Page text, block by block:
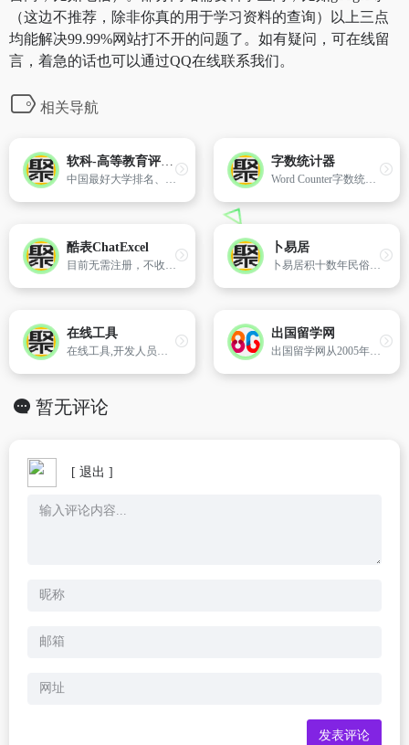
（这边不推荐，除非你真的用于学习资料的查询）以上三点
均能解决99.99%网站打不开的问题了。如有疑问，可在线留
言，着急的话也可以通过QQ在线联系我们。
相关导航
软科-高等教育评价领先品牌
中国最好大学排名、中国最好学科排名、世界大学学术排名（中文版）世界一流学科排名、中国两岸四地大学排名是由软科（www.shanghairanking. cn）发布。是学生高考择校、出国留学和社会各界了解分析国内外大学办学状况的重要参考
字数统计器
Word Counter字数统计器是专为需要精确控制文本长度和质量的用户设计的工具。
酷表ChatExcel
目前无需注册，不收费，也没有使用次数限制。
卜易居
卜易居积十数年民俗学之研究，卜易居老黄历一直被缘友奉为经典和权威。卜易居老黄历，最标准的黄道吉日查询
在线工具
在线工具,开发人员工具,代码格式化、压缩、加密、解密,下载链接转换,json格式化,正则测试工具,favicon在线制作,字帖工具,中文简繁体转换,迅雷下载链接转换,进制转换,二维码,照片压缩,pdf合并
出国留学网
出国留学网从2005年创立至今，已经成为领先的中国教育门户网站。出国留学网下设留学、移民、签证、考试、范文、作文等频道，充分满足各类学生对不同类型资讯的需求。同时专注打造权威的工具箱及海内外院校库系统，为学生日常查询提供便利的服务！
暂无评论
[ 退出 ]